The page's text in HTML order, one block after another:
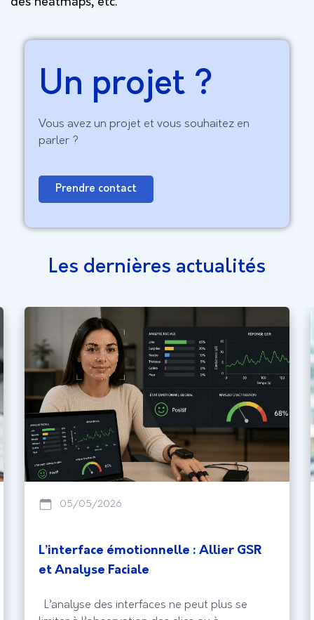
Un projet ?
Vous avez un projet et vous souhaitez en
parler ?
Prendre contact
Les dernières actualités
05/05/2026
L’interface émotionnelle : Allier GSR
et Analyse Faciale
L’analyse des interfaces ne peut plus se